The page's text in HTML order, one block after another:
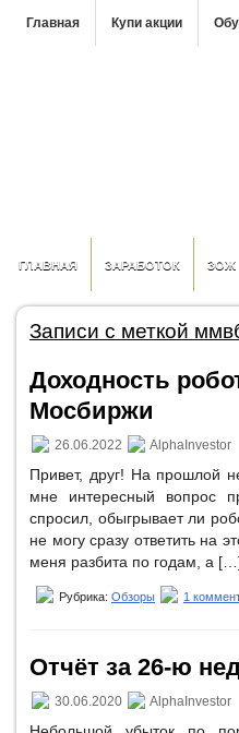
Главная Купи акции
ГЛАВНАЯ ЗАРАБОТОК ЗОЖ
Записи с меткой
Доходность
Мосбиржи
26.06.2022 AlphaInvestor
Привет, друг! На прошлой
мне интересный вопрос
спросил, обыгрывает ли
не могу сразу ответить на
меня разбита по годам, а
Рубрика: Обзоры 1
Отчёт за 26-ю
30.06.2020 AlphaInvestor